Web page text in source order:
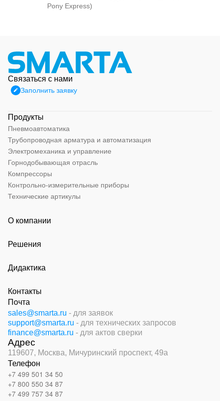
Pony Express)
Связаться с нами
Заполнить заявку
Продукты
Пневмоавтоматика
Трубопроводная арматура и автоматизация
Электромеханика и управление
Горнодобывающая отрасль
Компрессоры
Контрольно-измерительные приборы
Технические артикулы
О компании
Решения
Дидактика
Контакты
Почта
sales@smarta.ru - для заявок
support@smarta.ru - для технических запросов
finance@smarta.ru - для актов сверки
Адрес
119607, Москва, Мичуринский проспект, 49а
Телефон
+7 499 501 34 50
+7 800 550 34 87
+7 499 757 34 87